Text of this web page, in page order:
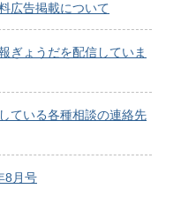
広告掲載について
ぎょうだを配信していま
ている各種相談の連絡先
8月号